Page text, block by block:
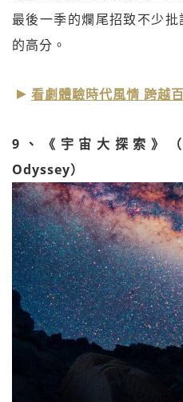
最後一季的爛尾招致不少
的高分。
看劇體驗時代風情 跨越
9、《宇宙大探索》（
Odyssey）